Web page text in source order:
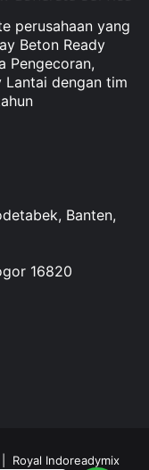
perusahaan yang
Beton Ready
Pengecoran,
Lantai dengan tim
Banten,
16820
Royal Indoreadymix